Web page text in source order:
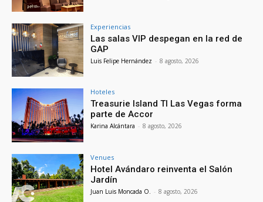
Experiencias
Las salas VIP despegan en la red de
GAP
Luis Felipe Hernández - 8 agosto, 2026
Hoteles
Treasurie Island TI Las Vegas forma
parte de Accor
Karina Alcántara - 8 agosto, 2026
Venues
Hotel Avándaro reinventa el Salón
Jardín
Juan Luis Moncada O. - 8 agosto, 2026